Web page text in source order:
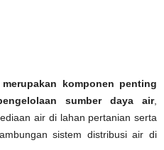
komponen penting
sumber daya air,
air di lahan pertanian serta
sistem distribusi air di